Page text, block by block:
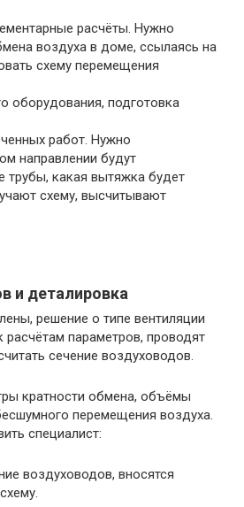
расчёты. Нужно
воздуха в доме, ссылаясь на
схему перемещения
оборудования, подготовка
работ. Нужно
направлении будут
трубы, какая вытяжка будет
схему, высчитывают
и деталировка
решение о типе вентиляции
расчётам параметров, проводят
сечение воздуховодов.
кратности обмена, объёмы
перемещения воздуха.
специалист:
воздуховодов, вносятся